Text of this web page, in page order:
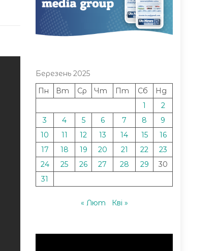
Березень 2025
Пн
Вт Ср Чт Пт Сб
Нд
1
2
3
4 5 6 7 8
9
10
11 12 13 14 15
16
17
18 19 20 21 22
23
24
25 26 27 28 29
30
31
« Лют Кві »